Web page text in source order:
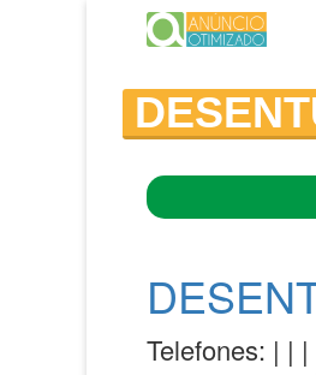
Telefones: | | |